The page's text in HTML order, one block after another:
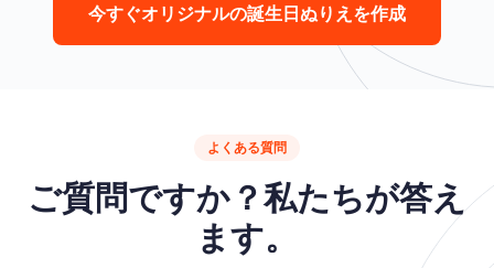
今すぐオリジナルの誕生日ぬりえを作成
よくある質問
ご質問ですか？私たちが答え
ます。